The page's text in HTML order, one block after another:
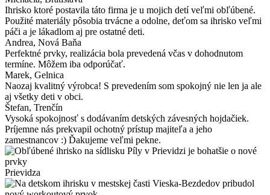
Ihrisko ktoré postavila táto firma je u mojich detí veľmi obľúbené.
Použité materiály pôsobia trvácne a odolne, deťom sa ihrisko veľmi
páči a je lákadlom aj pre ostatné deti.
Andrea, Nová Baňa
Perfektné prvky, realizácia bola prevedená včas v dohodnutom
termíne. Môžem iba odporúčať.
Marek, Gelnica
Naozaj kvalitný výrobca! S prevedením som spokojný nie len ja ale
aj všetky deti v obci.
Štefan, Trenčín
Vysoká spokojnosť s dodávaním detských závesných hojdačiek.
Príjemne nás prekvapil ochotný prístup majiteľa a jeho
zamestnancov :) Ďakujeme veľmi pekne.
Prievidza